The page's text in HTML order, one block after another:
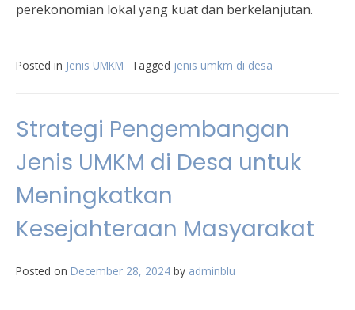
perekonomian lokal yang kuat dan berkelanjutan.
Posted in Jenis UMKM Tagged jenis umkm di desa
Strategi Pengembangan
Jenis UMKM di Desa untuk
Meningkatkan
Kesejahteraan Masyarakat
Posted on December 28, 2024 by adminblu